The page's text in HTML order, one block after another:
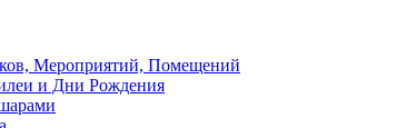
Мероприятий, Помещений
и Дни Рождения